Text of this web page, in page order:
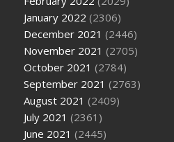
January 2022 (2306)
December 2021 (2446)
November 2021 (2705)
October 2021 (2784)
September 2021 (2763)
August 2021 (2409)
July 2021 (2361)
June 2021 (2445)